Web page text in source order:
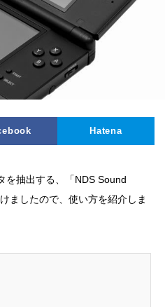
Hatena
を抽出する、「NDS Sound
ましたので、使い方を紹介しま